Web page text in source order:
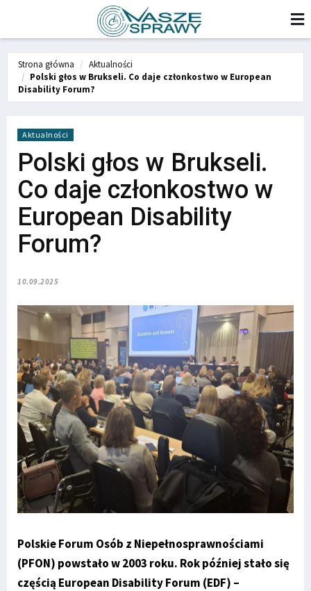
Strona główna
Aktualności
Polski głos w Brukseli. Co daje członkostwo w European
Disability Forum?
Aktualności
Polski głos w Brukseli.
Co daje członkostwo w
European Disability
Forum?
10.09.2025
Polskie Forum Osób z Niepełnosprawnościami
(PFON) powstało w 2003 roku. Rok później stało się
częścią European Disability Forum (EDF) –